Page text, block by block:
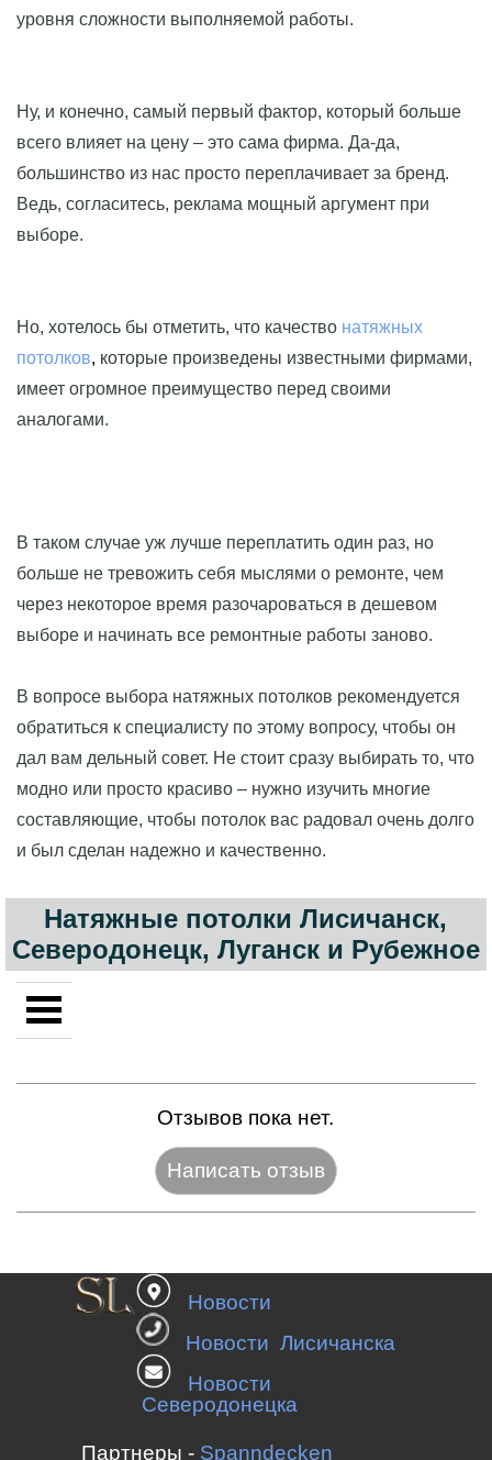
уровня сложности выполняемой работы.
Ну, и конечно, самый первый фактор, который больше
всего влияет на цену – это сама фирма. Да-да,
большинство из нас просто переплачивает за бренд.
Ведь, согласитесь, реклама мощный аргумент при
выборе.
Но, хотелось бы отметить, что качество натяжных
потолков, которые произведены известными фирмами,
имеет огромное преимущество перед своими
аналогами.
В таком случае уж лучше переплатить один раз, но
больше не тревожить себя мыслями о ремонте, чем
через некоторое время разочароваться в дешевом
выборе и начинать все ремонтные работы заново.
В вопросе выбора натяжных потолков рекомендуется
обратиться к специалисту по этому вопросу, чтобы он
дал вам дельный совет. Не стоит сразу выбирать то, что
модно или просто красиво – нужно изучить многие
составляющие, чтобы потолок вас радовал очень долго
и был сделан надежно и качественно.
Натяжные потолки Лисичанск,
Северодонецк, Луганск и Рубежное
Отзывов пока нет.
Новости
Новости Лисичанска
Новости
Северодонецка
Партнеры - Spanndecken